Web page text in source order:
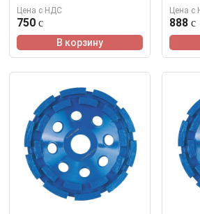
Цена с НДС
750
В корзину
Цена с
888